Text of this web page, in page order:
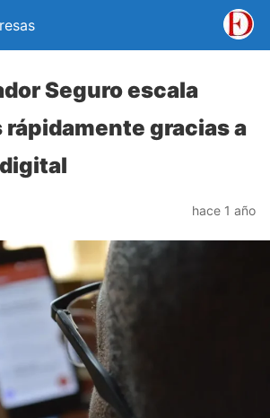
Seguro escala
gracias a
hace 1 año